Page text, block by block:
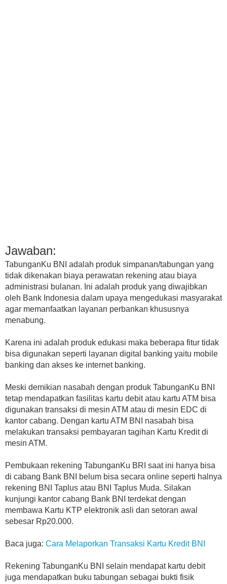
Jawaban:
TabunganKu BNI adalah produk simpanan/tabungan yang
tidak dikenakan biaya perawatan rekening atau biaya
administrasi bulanan. Ini adalah produk yang diwajibkan
oleh Bank Indonesia dalam upaya mengedukasi masyarakat
agar memanfaatkan layanan perbankan khususnya
menabung.
Karena ini adalah produk edukasi maka beberapa fitur tidak
bisa digunakan seperti layanan digital banking yaitu mobile
banking dan akses ke internet banking.
Meski demikian nasabah dengan produk TabunganKu BNI
tetap mendapatkan fasilitas kartu debit atau kartu ATM bisa
digunakan transaksi di mesin ATM atau di mesin EDC di
kantor cabang. Dengan kartu ATM BNI nasabah bisa
melakukan transaksi pembayaran tagihan Kartu Kredit di
mesin ATM.
Pembukaan rekening TabunganKu BRI saat ini hanya bisa
di cabang Bank BNI belum bisa secara online seperti halnya
rekening BNI Taplus atau BNI Taplus Muda. Silakan
kunjungi kantor cabang Bank BNI terdekat dengan
membawa Kartu KTP elektronik asli dan setoran awal
sebesar Rp20.000.
Baca juga: Cara Melaporkan Transaksi Kartu Kredit BNI
Rekening TabunganKu BNI selain mendapat kartu debit
juga mendapatkan buku tabungan sebagai bukti fisik